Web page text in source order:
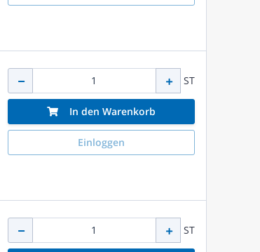
ST
In den Warenkorb
Einloggen
ST